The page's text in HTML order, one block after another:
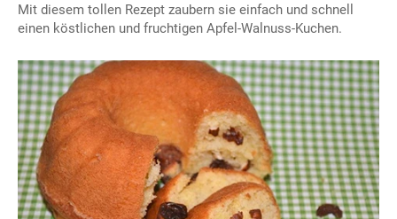
Mit diesem tollen Rezept zaubern sie einfach und schnell
einen köstlichen und fruchtigen Apfel-Walnuss-Kuchen.